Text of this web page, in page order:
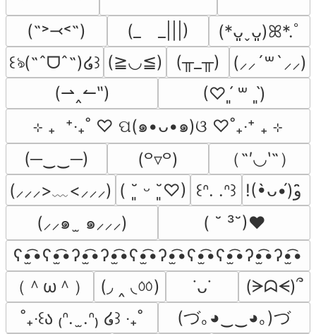
(˶˃⤙˂˶) (_　_|||)
(*ᴗ͈ˬᴗ͈)ꕤ*.ﾟ
꒰ঌ(˶ˆᗜˆ˵)໒꒱ (≧◡≦) (╥_╥)
(⸝⸝´꒳`⸝⸝)
(⇀‸↼‶)
(♡ˊ͈ ꒳ ˋ͈)
⊹ ₊  ⁺‧₊˚ ♡ ପ(๑•ᴗ•๑)ଓ ♡˚₊‧⁺ ₊ ⊹
(─‿‿─)
(꒪▿꒪)
（˶′◡‵˶）
(⸝⸝⸝>﹏<⸝⸝⸝) ( ˘͈ ᵕ ˘͈♡) ꒰ᐢ. .ᐢ꒱
(⸝⸝๑  ̫ ๑⸝⸝⸝)
( ˘ ³˘)♥
ʕ•̫͡•ʕ•̫͡•ʔ•̫͡•ʔ•̫͡•ʕ•̫͡•ʔ•̫͡•ʕ•̫͡•ʕ•̫͡•ʔ•̫͡•ʔ•̫͡•
（＾ω＾）
(◞ ‸ ◟ㆀ) ˙ᴗ˙
(ᗒᗣᗕ)՞
˚₊‧꒰ა ₍ᐢ.  ̫.ᐢ₎ ໒꒱ ‧₊˚
(づ｡◕‿‿◕｡)づ